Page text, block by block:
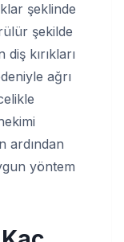
şeklinde
şekilde
kırıkları
ağrı
ardından
yöntem